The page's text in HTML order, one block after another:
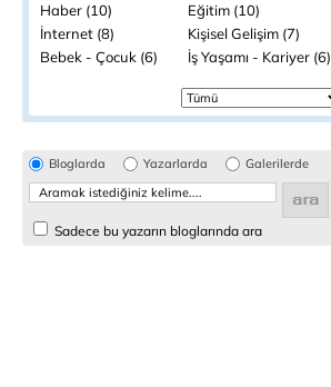
Haber (10)
Eğitim (10)
İnternet (8)
Kişisel Gelişim (7)
Bebek - Çocuk (6)
İş Yaşamı - Kariyer (6)
Bloglarda Yazarlarda Galerilerde
Sadece bu yazarın bloglarında ara